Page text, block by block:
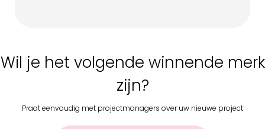
Wil je het volgende winnende merk
zijn?
Praat eenvoudig met projectmanagers over uw nieuwe project